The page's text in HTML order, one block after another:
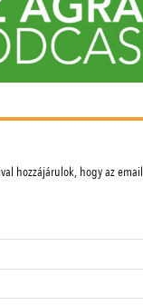
hozzájárulok, hogy az